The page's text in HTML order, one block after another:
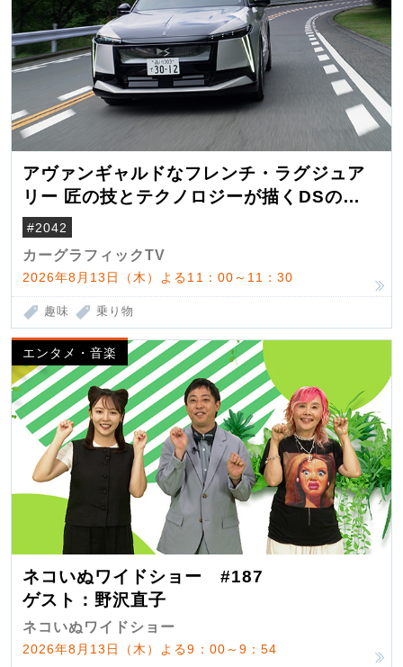
アヴァンギャルドなフレンチ・ラグジュア
リー 匠の技とテクノロジーが描くDSの世
界観
#2042
カーグラフィックTV
2026年8月13日（木）よる11：00～11：30
趣味 乗り物
エンタメ・音楽
ネコいぬワイドショー #187
ゲスト：野沢直子
ネコいぬワイドショー
2026年8月13日（木）よる9：00～9：54